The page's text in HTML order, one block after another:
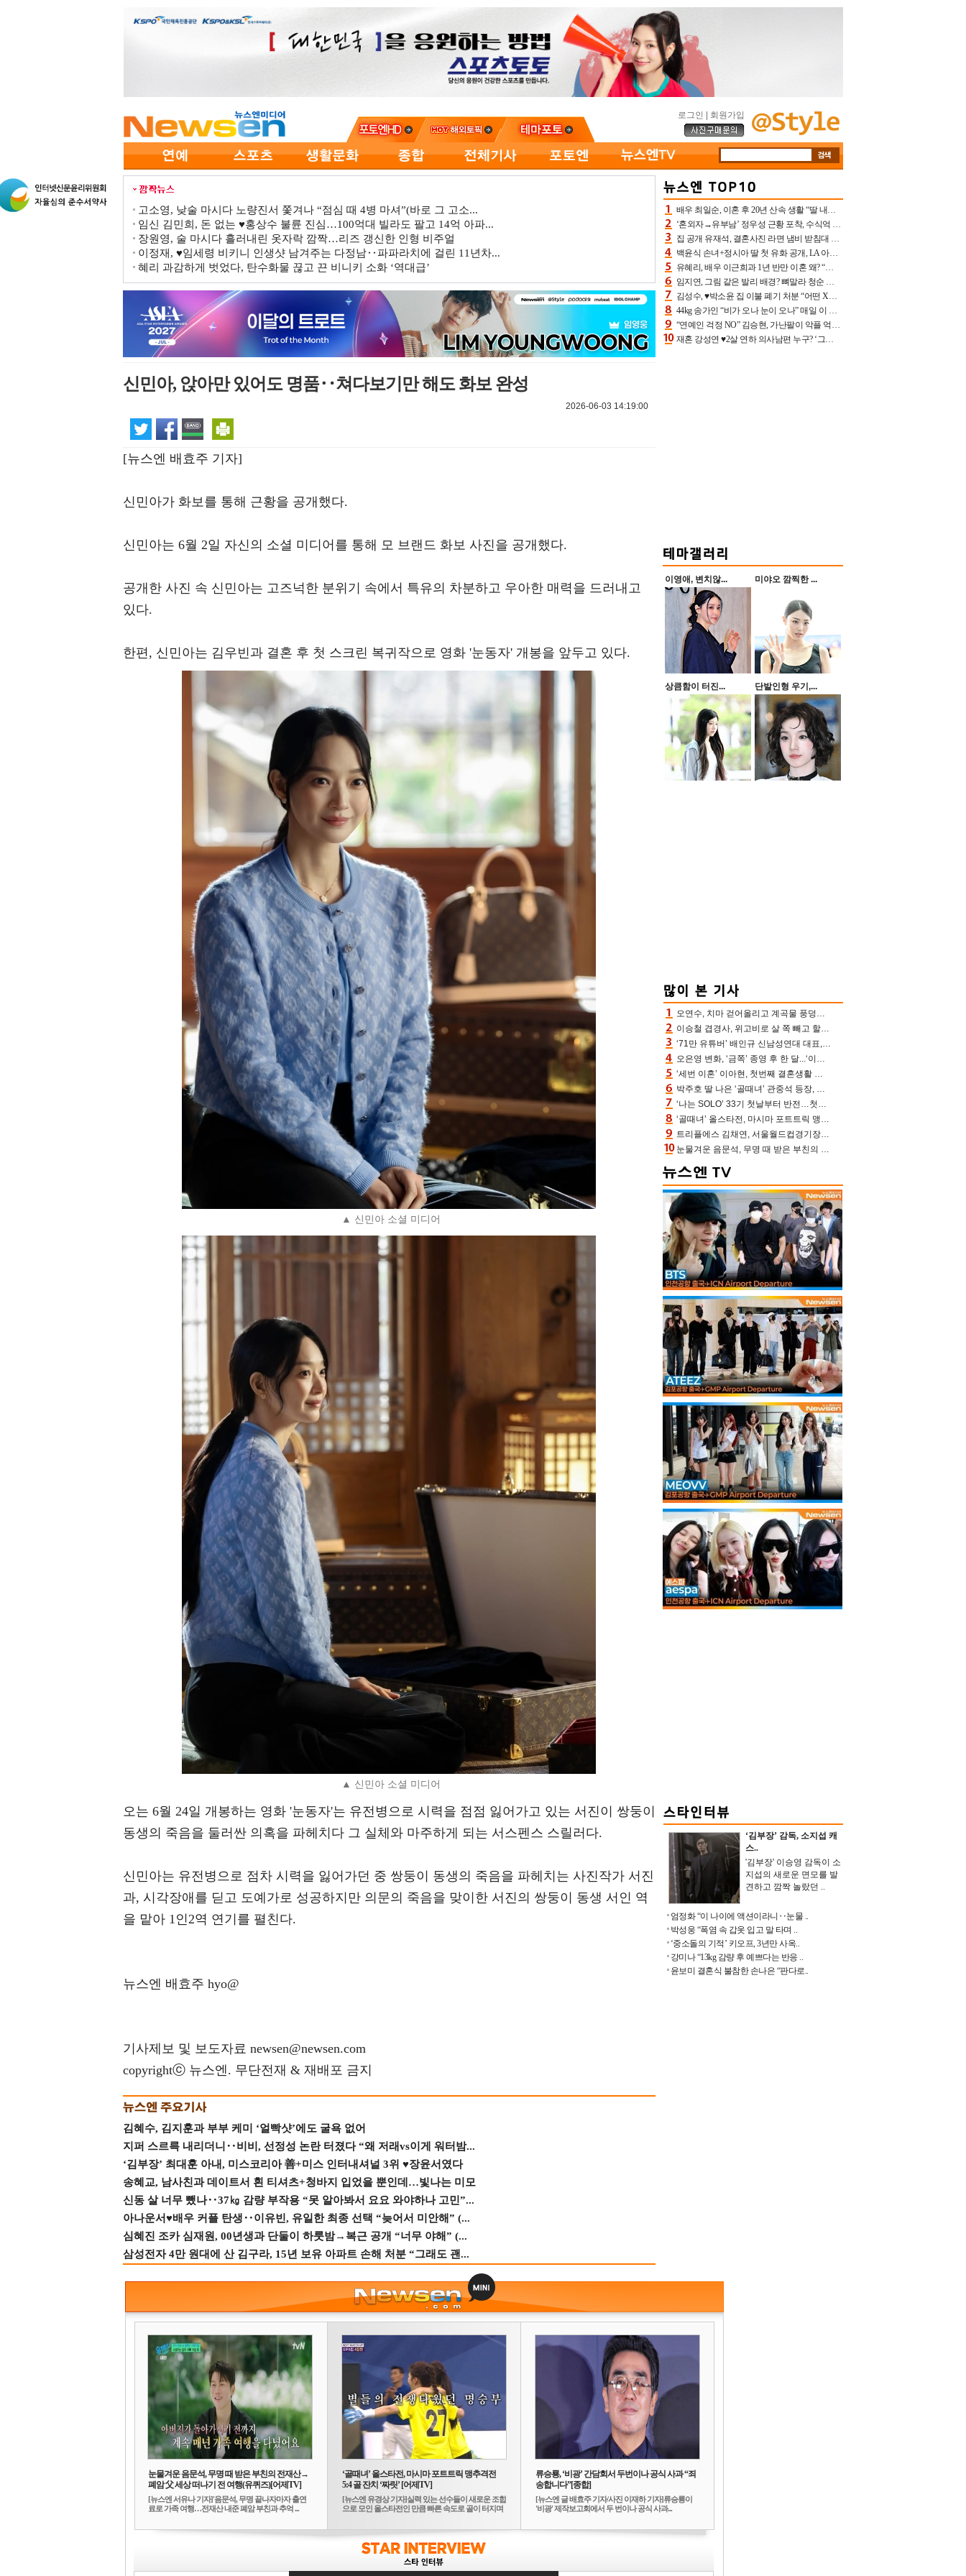
로그인 회원가입
고소영, 낮술 마시다 노량진서 쫓겨나 “점심 때 4병 마셔”(바로 그 고소...
임신 김민희, 돈 없는 ♥홍상수 불륜 진심…100억대 빌라도 팔고 14억 아파...
장원영, 술 마시다 흘러내린 옷자락 깜짝…리즈 갱신한 인형 비주얼
이정재, ♥임세령 비키니 인생샷 남겨주는 다정남‥파파라치에 걸린 11년차...
혜리 과감하게 벗었다, 탄수화물 끊고 끈 비니키 소화 ‘역대급’
신민아, 앉아만 있어도 명품‥쳐다보기만 해도 화보 완성
2026-06-03 14:19:00
[뉴스엔 배효주 기자]
신민아가 화보를 통해 근황을 공개했다.
신민아는 6월 2일 자신의 소셜 미디어를 통해 모 브랜드 화보 사진을 공개했다.
공개한 사진 속 신민아는 고즈넉한 분위기 속에서 특유의 차분하고 우아한 매력을 드러내고
있다.
한편, 신민아는 김우빈과 결혼 후 첫 스크린 복귀작으로 영화 '눈동자' 개봉을 앞두고 있다.
▲ 신민아 소셜 미디어
▲ 신민아 소셜 미디어
오는 6월 24일 개봉하는 영화 '눈동자'는 유전병으로 시력을 점점 잃어가고 있는 서진이 쌍둥이
동생의 죽음을 둘러싼 의혹을 파헤치다 그 실체와 마주하게 되는 서스펜스 스릴러다.
신민아는 유전병으로 점차 시력을 잃어가던 중 쌍둥이 동생의 죽음을 파헤치는 사진작가 서진
과, 시각장애를 딛고 도예가로 성공하지만 의문의 죽음을 맞이한 서진의 쌍둥이 동생 서인 역
을 맡아 1인2역 연기를 펼친다.
뉴스엔 배효주 hyo@
기사제보 및 보도자료 newsen@newsen.com
copyrightⓒ 뉴스엔. 무단전재 & 재배포 금지
김혜수, 김지훈과 부부 케미 ‘얼빡샷’에도 굴욕 없어
지퍼 스르륵 내리더니‥비비, 선정성 논란 터졌다 “왜 저래vs이게 워터밤...
‘김부장’ 최대훈 아내, 미스코리아 善+미스 인터내셔널 3위 ♥장윤서였다
송혜교, 남사친과 데이트서 흰 티셔츠+청바지 입었을 뿐인데…빛나는 미모
신동 살 너무 뺐나‥37㎏ 감량 부작용 “못 알아봐서 요요 와야하나 고민”...
아나운서♥배우 커플 탄생‥이유빈, 유일한 최종 선택 “늦어서 미안해” (...
심혜진 조카 심재원, 00년생과 단둘이 하룻밤→복근 공개 “너무 야해” (...
삼성전자 4만 원대에 산 김구라, 15년 보유 아파트 손해 처분 “그래도 괜...
배우 최일순, 이혼 후 20년 산속 생활 “딸 내가 버렸다고 원망‥맘 아파”(특종)[어제TV]
‘혼외자→유부남’ 정우성 근황 포착, 수식억 해킹 피해 후배 만났다 “존경하는”
집 공개 유재석, 결혼사진 라면 냄비 받침대 되고 분노‥가족사진도 피해(놀뭐)[어제TV]
백윤식 손녀+정시아 딸 첫 유화 공개, LA 아트쇼→서울국제조각페스타 작가다운 수준급 실력
유혜리, 배우 이근희과 1년 반만 이혼 왜? “식칼 꽂고 의자 던져” 충격 폭로(특종)[어제TV]
임지연, 그림 같은 발리 배경? 뼈말라 청순 비키니 핏에 상대 안 되네
김성수, ♥박소윤 집 이불 폐기 처분 “어떤 X이랑 썼을지 몰라” 질투(신랑수업2)[어제TV]
44kg 송가인 “비가 오나 눈이 오나” 매일 이 운동, 허벅지 근육량 상승+체지방 감소
“연예인 걱정 NO” 김승현, 가난팔이 악플 억울할만‥아내+딸과 日 여행
재혼 강성연 ♥2살 연하 의사남편 누구? ‘그알’ 자문의에 훈남 비주얼 초엘리트 스펙 [종합]
이영애, 변치않... 미야오 깜찍한 ...
상큼함이 터진... 단발인형 우기,...
오연수, 치마 걷어올리고 계곡물 풍덩‥무더위 잊은 제주 휴가
이승철 겹경사, 위고비로 살 쪽 빼고 할아버지 된다‥마음으로 낳은 딸 임신 자랑(유퀴즈)
‘71만 유튜버’ 배인규 신남성연대 대표, 오늘(5일) 숨진 채 발견…향년 36세
오은영 변화, ‘금쪽’ 종영 후 한 달...‘이것’ 끊고 살 뺀 모습 포착 “날씬하다!”
‘세번 이혼’ 이아현, 첫번째 결혼생활 떠올리며 눈물 “첫 남편에 미안해”(새롭게하소서)
박주호 딸 나은 ‘골때녀’ 관중석 등장, 김민재 복제인간 보고 혼란 [결정적장면]
‘나는 SOLO’ 33기 첫날부터 반전…첫인상 0표 영호, 호감남 급부상
‘골때녀’ 올스타전, 마시마 포트트릭 맹추격전 5:4 골 잔치 ‘짜릿’ [어제TV]
트리플에스 김채연, 서울월드컵경기장에 뜬 맨시티 여신 [포토엔HD]
눈물겨운 음문석, 무명 때 받은 부친의 전재산→폐암 父 세상 떠나기 전 여행(유퀴즈)[어제TV]
‘김부장’ 감독, 소지섭 캐
스..
'김부장' 이승영 감독이 소
지섭의 새로운 면모를 발
견하고 깜짝 놀랐던 ..
엄정화 “이 나이에 액션이라니‥눈물 ..
박성웅 “폭염 속 갑옷 입고 말 타며 ..
‘중소돌의 기적’ 키오프, 3년만 사옥..
강미나 “13kg 감량 후 예쁘다는 반응 ..
윤보미 결혼식 불참한 손나은 “판다로..
눈물겨운 음문석, 무명 때 받은 부친의 전재산→
폐암 父 세상 떠나기 전 여행(유퀴즈)[어제TV]
[뉴스엔 서유나 기자]'음문석, 무명 끝나자마자 출연
료로 가족 여행…전재산 내준 폐암 부친과 추억 ...
‘골때녀’ 올스타전, 마시마 포트트릭 맹추격전
5:4 골 잔치 ‘짜릿’ [어제TV]
[뉴스엔 유경상 기자]실력 있는 선수들이 새로운 조합
으로 모인 올스타전인 만큼 빠른 속도로 골이 터지며
류승룡, ‘비광’ 간담회서 두번이나 공식 사과 “죄
송합니다”[종합]
[뉴스엔 글 배효주 기자/사진 이재하 기자]류승룡이
'비광' 제작보고회에서 두 번이나 공식 사과...